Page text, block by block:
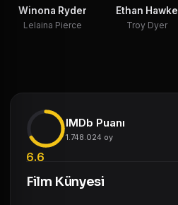
Winona Ryder
Lelaina Pierce
Ethan Hawke
Troy Dyer
6.6
IMDb Puanı
1.748.024 oy
Film Künyesi